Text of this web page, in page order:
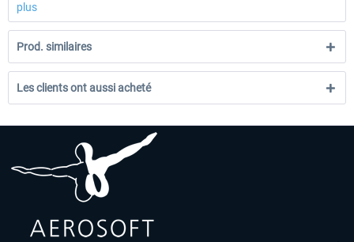
plus
Prod. similaires
Les clients ont aussi acheté